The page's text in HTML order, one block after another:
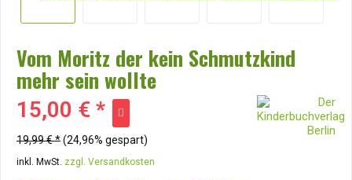
Vom Moritz der kein Schmutzkind
mehr sein wollte
15,00 € *
19,99 € *(24,96% gespart)
inkl. MwSt. zzgl. Versandkosten